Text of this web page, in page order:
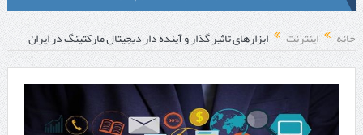
لیزر موهای زائد شاتی یا رولی؟ مقایسه لیزرهای واقعی با شبه‌ لیزر در
مشهد
قبل از تماس با تعمیرکار ماشین ظرفشویی وستینگهاوس این موارد را
بررسی کنید
خانه اینترنت ابزارهای تاثیر گذار و آینده دار دیجیتال مارکتینگ در ایران